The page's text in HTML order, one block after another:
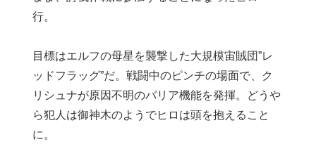
行。
目標はエルフの母星を襲撃した大規模宙賊団”レ
ッドフラッグ”だ。戦闘中のピンチの場面で、ク
リシュナが原因不明のバリア機能を発揮。どうや
ら犯人は御神木のようでヒロは頭を抱えること
に。